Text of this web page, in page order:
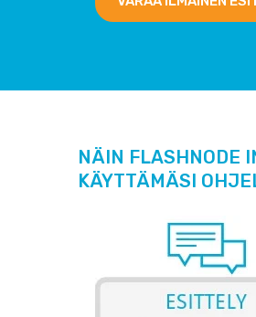
NÄIN FLASHNODE
KÄYTTÄMÄSI